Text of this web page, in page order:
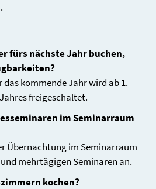
fürs nächste Jahr buchen,
kommende Jahr wird ab 1.
freigeschaltet.
im Seminarraum
Übernachtung im Seminarraum
mehrtägigen Seminaren an.
kochen?